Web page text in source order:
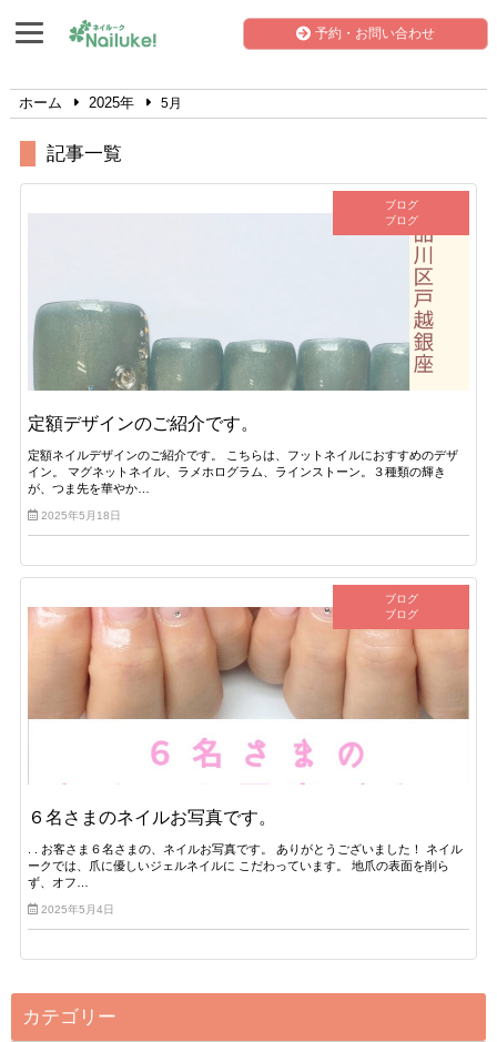
予約・お問い合わせ
ホーム 2025年 5月
記事一覧
ブログ
ブログ
定額デザインのご紹介です。
定額ネイルデザインのご紹介です。 こちらは、フットネイルにおすすめのデザ
イン。 マグネットネイル、ラメホログラム、ラインストーン。３種類の輝き
が、つま先を華やか…
2025年5月18日
ブログ
ブログ
６名さまのネイルお写真です。
. . お客さま６名さまの、ネイルお写真です。 ありがとうございました！ ネイル
ークでは、爪に優しいジェルネイルに こだわっています。 地爪の表面を削ら
ず、オフ…
2025年5月4日
カテゴリー